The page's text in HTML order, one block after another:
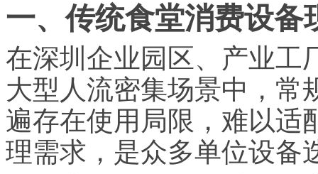
一、传统食堂消费设备
在深圳企业园区、产业工
大型人流密集场景中，常
遍存在使用局限，难以适
理需求，是众多单位设备